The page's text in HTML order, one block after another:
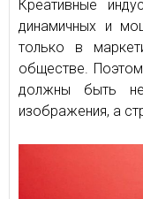
Креативные
динамичных и
только в
обществе.
должны быть
изображения, а